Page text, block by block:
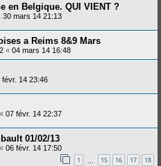
en Belgique. QUI VIENT ?
30 mars 14 21:13
a Reims 8&9 Mars
« 04 mars 14 16:48
févr. 14 23:46
« 07 févr. 14 22:37
01/02/13
« 06 févr. 14 17:50
1 15 16 17 18